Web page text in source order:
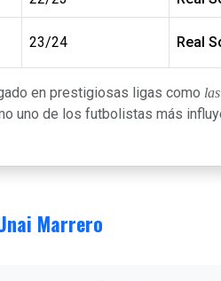
23/24 Real
en prestigiosas ligas como
uno de los futbolistas más
Marrero